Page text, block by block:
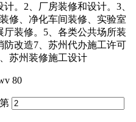
。2、厂房装修和设计。3、
修、净化车间装修、实验室
装修。5、各类公共场所装
防改造7、苏州代办施工许可
苏州装修施工设计
80